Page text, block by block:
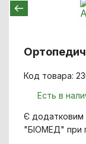
Код товара:
Есть в
Є додатковим
"БІОМЕД" при